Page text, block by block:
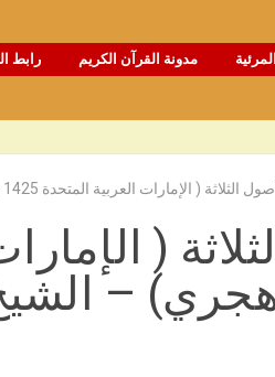
مدونة القرآن الكريم رابط
( الإمارات العربية المتحدة 1425 هجري) – الشيخ وليد السعيدان
(
1425 هجري) –